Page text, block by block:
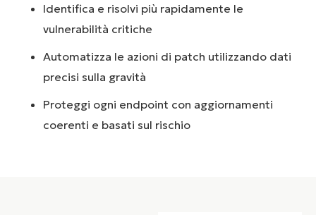
Identifica e risolvi più rapidamente le
vulnerabilità critiche
Automatizza le azioni di patch utilizzando dati
precisi sulla gravità
Proteggi ogni endpoint con aggiornamenti
coerenti e basati sul rischio